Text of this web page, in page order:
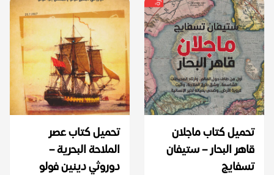
تحميل كتاب ماجلان
قاهر البحار – ستيفان
تسفايج
تحميل كتاب عصر
الملاحة البحرية –
دوروثي دينين فولو